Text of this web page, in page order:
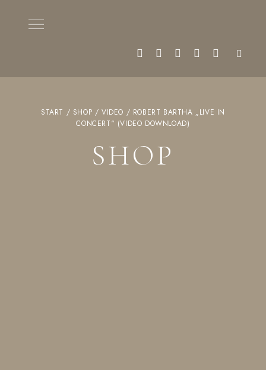
START / SHOP / VIDEO / ROBERT BARTHA „LIVE IN
CONCERT“ (VIDEO DOWNLOAD)
SHOP